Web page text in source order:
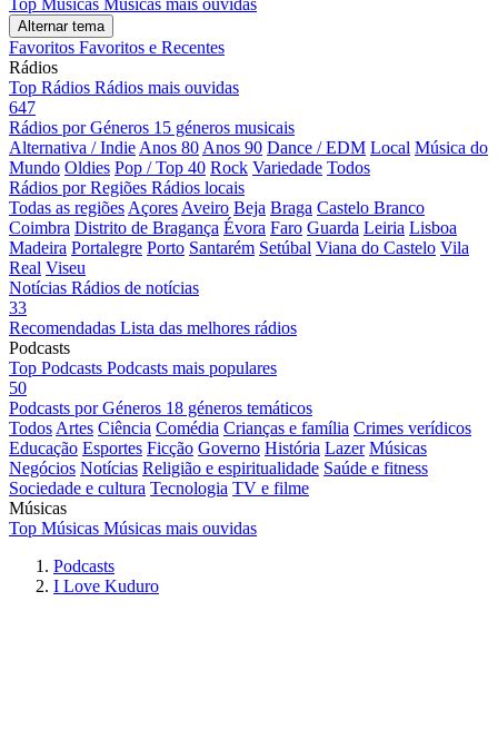
Top Músicas Músicas mais ouvidas
Alternar tema
Favoritos Favoritos e Recentes
Rádios
Top Rádios Rádios mais ouvidas
647
Rádios por Géneros 15 géneros musicais
Alternativa / Indie Anos 80 Anos 90 Dance / EDM Local Música do
Mundo Oldies Pop / Top 40 Rock Variedade Todos
Rádios por Regiões Rádios locais
Todas as regiões Açores Aveiro Beja Braga Castelo Branco
Coimbra Distrito de Bragança Évora Faro Guarda Leiria Lisboa
Madeira Portalegre Porto Santarém Setúbal Viana do Castelo Vila
Real Viseu
Notícias Rádios de notícias
33
Recomendadas Lista das melhores rádios
Podcasts
Top Podcasts Podcasts mais populares
50
Podcasts por Géneros 18 géneros temáticos
Todos Artes Ciência Comédia Crianças e família Crimes verídicos
Educação Esportes Ficção Governo História Lazer Músicas
Negócios Notícias Religião e espiritualidade Saúde e fitness
Sociedade e cultura Tecnologia TV e filme
Músicas
Top Músicas Músicas mais ouvidas
Podcasts
I Love Kuduro